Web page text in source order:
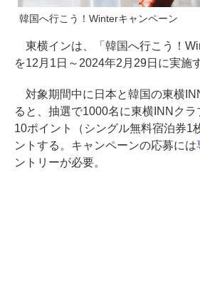
韓国へ行こう！Winterキャンペーン
東横インは、「韓国へ行こう！
を12月1日～2024年2月29日に実施
対象期間中に日本と韓国の東横
ると、抽選で1000名に東横INNク
10ポイント（シングル無料宿泊券1
ントする。キャンペーンの応募には
ントリーが必要。